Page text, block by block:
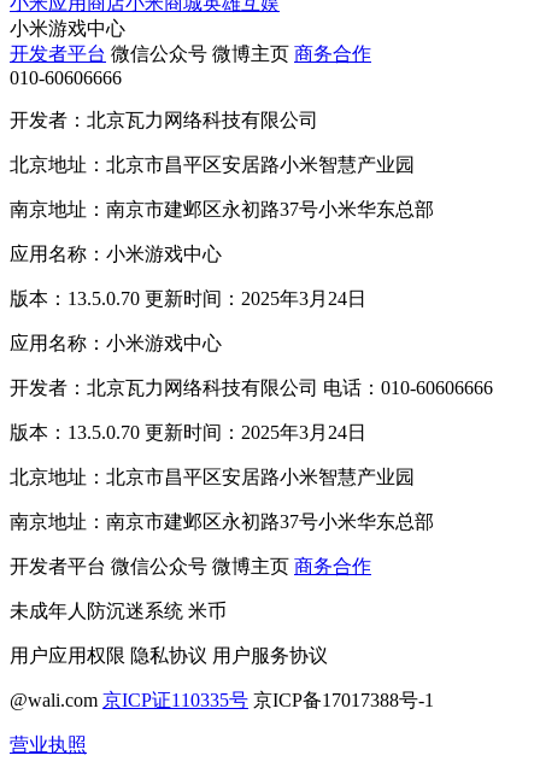
小米游戏中心
开发者平台 微信公众号 微博主页 商务合作
010-60606666
开发者：北京瓦力网络科技有限公司
北京地址：北京市昌平区安居路小米智慧产业园
南京地址：南京市建邺区永初路37号小米华东总部
应用名称：小米游戏中心
版本：13.5.0.70 更新时间：2025年3月24日
应用名称：小米游戏中心
开发者：北京瓦力网络科技有限公司 电话：010-60606666
版本：13.5.0.70 更新时间：2025年3月24日
北京地址：北京市昌平区安居路小米智慧产业园
南京地址：南京市建邺区永初路37号小米华东总部
开发者平台 微信公众号 微博主页 商务合作
未成年人防沉迷系统 米币
用户应用权限 隐私协议 用户服务协议
@wali.com 京ICP证110335号 京ICP备17017388号-1
营业执照